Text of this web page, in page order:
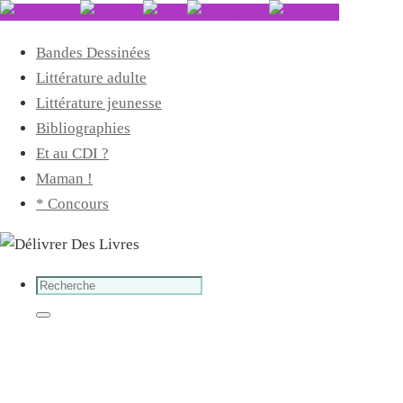
Bandes Dessinées
Littérature adulte
Littérature jeunesse
Bibliographies
Et au CDI ?
Maman !
* Concours
Search
for:
Search